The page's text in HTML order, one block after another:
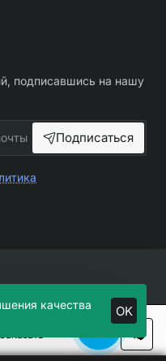
качества
OK
подписавшись на нашу
Подписаться